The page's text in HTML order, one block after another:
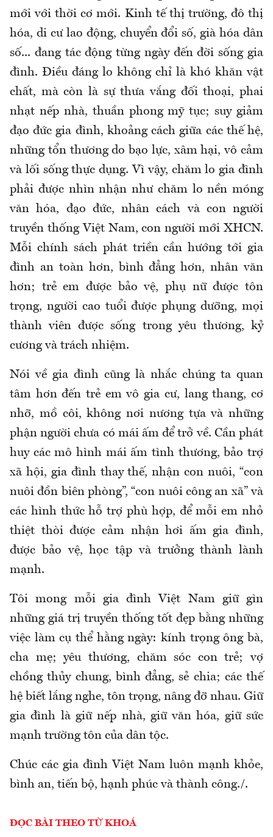
mới với thời cơ mới. Kinh tế thị trường, đô thị
hóa, di cư lao động, chuyển đổi số, già hóa dân
số... đang tác động từng ngày đến đời sống gia
đình. Điều đáng lo không chỉ là khó khăn vật
chất, mà còn là sự thưa vắng đối thoại, phai
nhạt nếp nhà, thuần phong mỹ tục; suy giảm
đạo đức gia đình, khoảng cách giữa các thế hệ,
những tổn thương do bạo lực, xâm hại, vô cảm
và lối sống thực dụng. Vì vậy, chăm lo gia đình
phải được nhìn nhận như chăm lo nền móng
văn hóa, đạo đức, nhân cách và con người
truyền thống Việt Nam, con người mới XHCN.
Mỗi chính sách phát triền cần hướng tới gia
đình an toàn hơn, bình đẳng hơn, nhân văn
hơn; trẻ em được bảo vệ, phụ nữ được tôn
trọng, người cao tuổi được phụng dưỡng, mọi
thành viên được sống trong yêu thương, kỷ
cương và trách nhiệm.
Nói về gia đình cũng là nhắc chúng ta quan
tâm hơn đến trẻ em vô gia cư, lang thang, cơ
nhỡ, mồ côi, không nơi nương tựa và những
phận người chưa có mái ấm để trở về. Cần phát
huy các mô hình mái ấm tình thương, bảo trợ
xã hội, gia đình thay thế, nhận con nuôi, “con
nuôi đồn biên phòng”, “con nuôi công an xã” và
các hình thức hỗ trợ phù hợp, để mỗi em nhỏ
thiệt thòi được cảm nhận hơi ấm gia đình,
được bảo vệ, học tập và trưởng thành lành
mạnh.
Tôi mong mỗi gia đình Việt Nam giữ gìn
những giá trị truyền thống tốt đẹp bằng những
việc làm cụ thể hằng ngày: kính trọng ông bà,
cha mẹ; yêu thương, chăm sóc con trẻ; vợ
chồng thủy chung, bình đẳng, sẻ chia; các thế
hệ biết lắng nghe, tôn trọng, nâng đỡ nhau. Giữ
gia đình là giữ nếp nhà, giữ văn hóa, giữ sức
mạnh trường tôn của dân tộc.
Chúc các gia đình Việt Nam luôn mạnh khỏe,
bình an, tiến bộ, hạnh phúc và thành công./.
ĐỌC BÀI THEO TỪ KHOÁ